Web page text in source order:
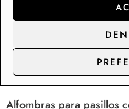
Alfombras para pasillos